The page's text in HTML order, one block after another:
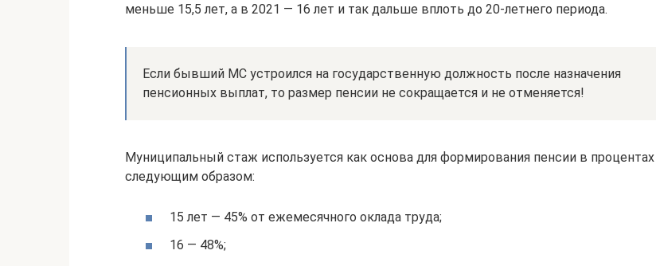
меньше 15,5 лет, а в 2021 — 16 лет и так дальше вплоть до 20-летнего периода.
Если бывший МС устроился на государственную должность после назначения
пенсионных выплат, то размер пенсии не сокращается и не отменяется!
Муниципальный стаж используется как основа для формирования пенсии в процентах
следующим образом:
15 лет — 45% от ежемесячного оклада труда;
16 — 48%;